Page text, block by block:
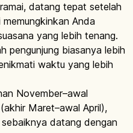
datang tepat setelah
Anda
yang lebih tenang.
pengunjung biasanya lebih
waktu yang lebih
November–awal
Maret–awal April),
datang dengan